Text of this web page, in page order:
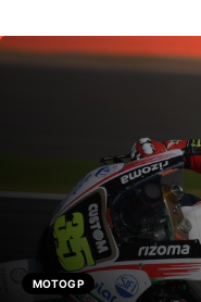
MOTOGP